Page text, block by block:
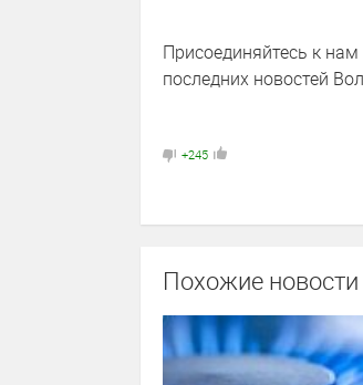
Присоединяйтесь к нам
последних новостей
+245
Похожие новости